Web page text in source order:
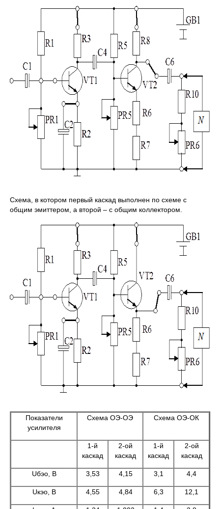
Схема, в котором первый каскад выполнен по схеме с
общим эмиттером, а второй – с общим коллектором.
Показатели
усилителя
Схема ОЭ-ОЭ Схема ОЭ-ОК
1-й
каскад
2-ой
каскад
1-й
каскад
2-ой
каскад
Uбэо, В 3,53 4,15 3,1 4,4
Uкэо, В 4,55 4,84 6,3 12,1